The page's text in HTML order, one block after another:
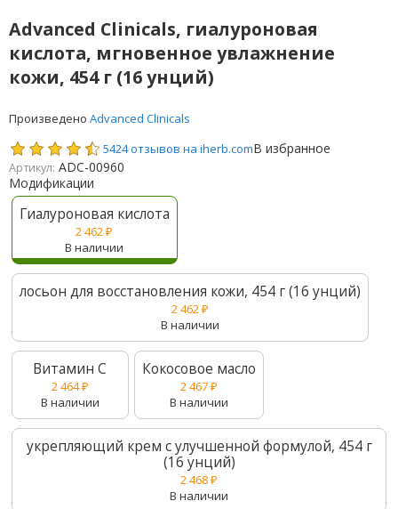
Advanced Clinicals, гиалуроновая
кислота, мгновенное увлажнение
кожи, 454 г (16 унций)
Произведено Advanced Clinicals
5424 отзывов на iherb.comВ избранное
Артикул: ADC-00960
Модификации
Гиалуроновая кислота
2 462₽
В наличии
лосьон для восстановления кожи, 454 г (16 унций)
2 462₽
В наличии
Витамин C
2 464₽
В наличии
Кокосовое масло
2 467₽
В наличии
укрепляющий крем с улучшенной формулой, 454 г
(16 унций)
2 468₽
В наличии